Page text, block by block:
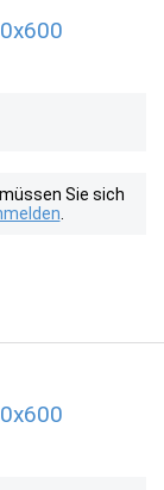
Sie sich